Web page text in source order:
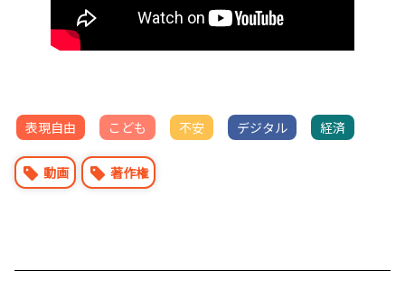
表現自由 こども 不安 デジタル 経済
動画 著作権